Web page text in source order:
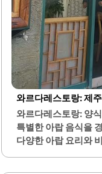
와르다레스토랑: 제
와르다레스토랑: 양
특별한 아랍 음식을
다양한 아랍 요리와